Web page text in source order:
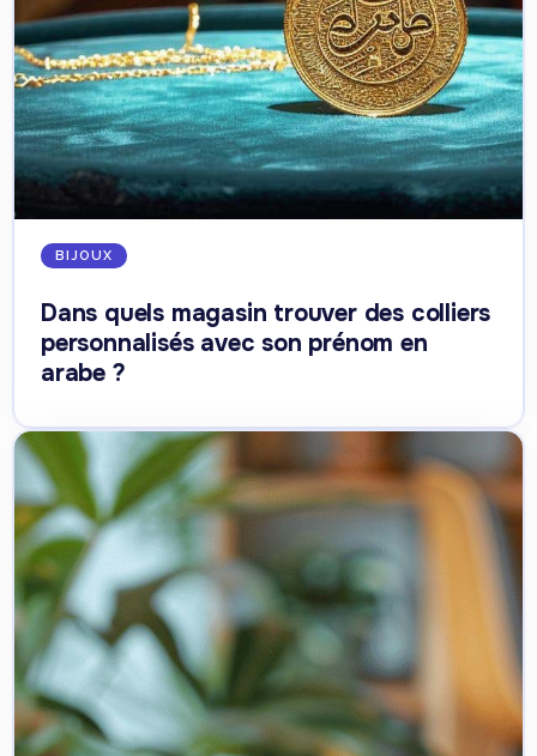
BIJOUX
Dans quels magasin trouver des colliers
personnalisés avec son prénom en
arabe ?